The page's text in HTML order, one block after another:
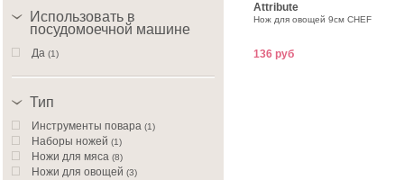
Использовать в
посудомоечной машине
Да (1)
Тип
Инструменты повара (1)
Наборы ножей (1)
Ножи для мяса (8)
Ножи для овощей (3)
Attribute
Нож для овощей 9см CHEF
136 руб